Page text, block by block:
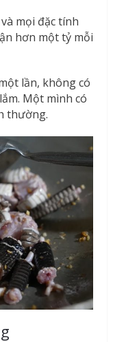
mọi đặc tính
hơn một tỷ mỗi
lần, không có
Một mình có
thường.